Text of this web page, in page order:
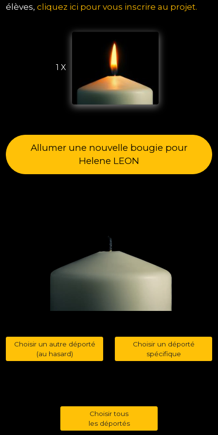
élèves, cliquez ici pour vous inscrire au projet.
1 X
Allumer une nouvelle bougie pour
Helene LEON
Choisir un autre déporté
(au hasard)
Choisir un déporté
spécifique
Choisir tous
les déportés